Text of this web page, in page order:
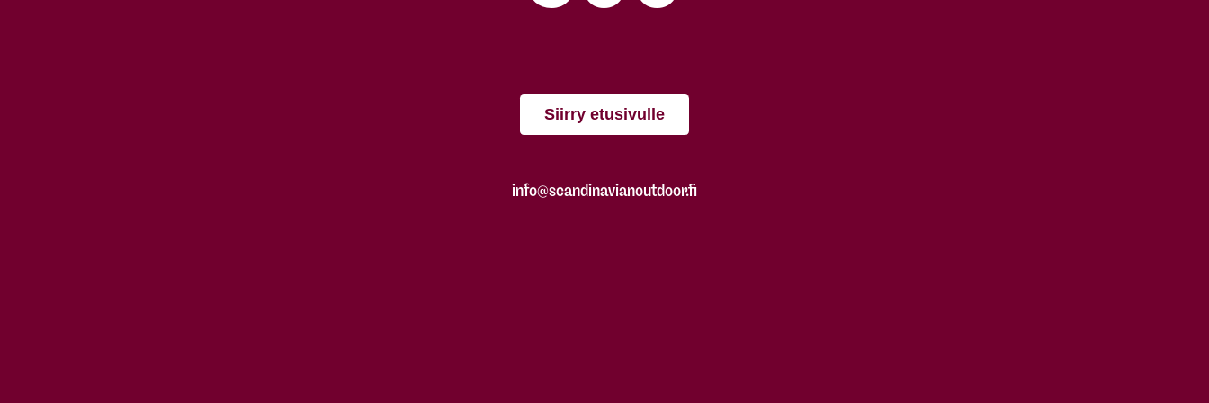
Siirry etusivulle
info@scandinavianoutdoor.fi